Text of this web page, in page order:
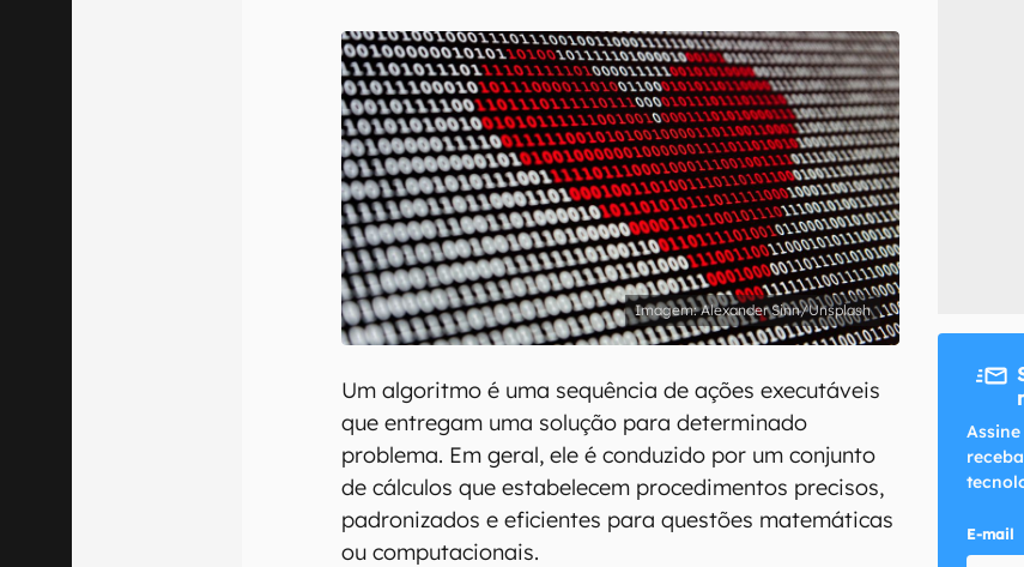
inscreva-se
Confirmo que li, aceito e concordo com os Termos de Uso e Política de Privacidade
Alexander Sinn/Unsplash
Um algoritmo é uma sequência de ações executáveis
que entregam uma solução para determinado
problema. Em geral, ele é conduzido por um conjunto
de cálculos que estabelecem procedimentos precisos,
padronizados e eficientes para questões matemáticas
ou computacionais.
E-mail